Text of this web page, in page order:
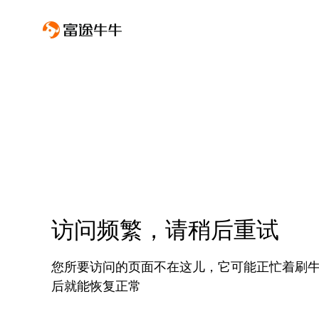
访问频繁，请稍后重试
您所要访问的页面不在这儿，它可能正忙着刷
后就能恢复正常